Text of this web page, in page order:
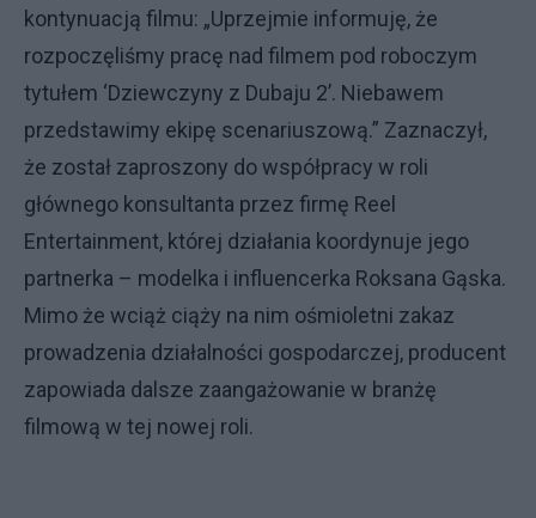
kontynuacją filmu: „Uprzejmie informuję, że
rozpoczęliśmy pracę nad filmem pod roboczym
tytułem ‘Dziewczyny z Dubaju 2’. Niebawem
przedstawimy ekipę scenariuszową.” Zaznaczył,
że został zaproszony do współpracy w roli
głównego konsultanta przez firmę Reel
Entertainment, której działania koordynuje jego
partnerka – modelka i influencerka Roksana Gąska.
Mimo że wciąż ciąży na nim ośmioletni zakaz
prowadzenia działalności gospodarczej, producent
zapowiada dalsze zaangażowanie w branżę
filmową w tej nowej roli.